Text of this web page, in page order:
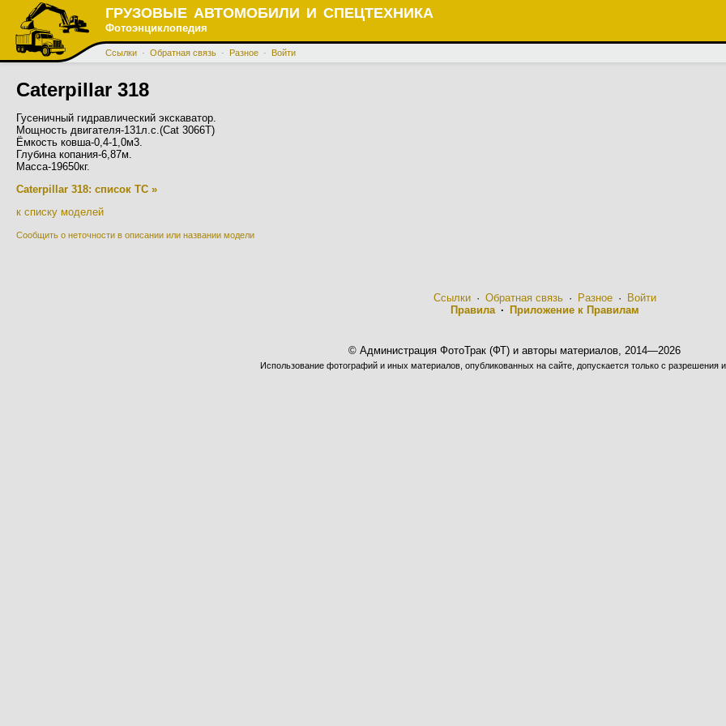
ГРУЗОВЫЕ АВТОМОБИЛИ И СПЕЦТЕХНИКА
Фотоэнциклопедия
Ссылки · Обратная связь · Разное · Войти
Caterpillar 318
Гусеничный гидравлический экскаватор.
Мощность двигателя-131л.с.(Cat 3066T)
Ёмкость ковша-0,4-1,0м3.
Глубина копания-6,87м.
Масса-19650кг.
Caterpillar 318: список ТС »
к списку моделей
Сообщить о неточности в описании или названии модели
Ссылки· Обратная связь· Разное·
Войти
Правила· Приложение к Правилам
© Администрация ФотоТрак (ФТ) и авторы материалов, 2014—2026
Использование фотографий и иных материалов, опубликованных на сайте, допускается только с разрешения